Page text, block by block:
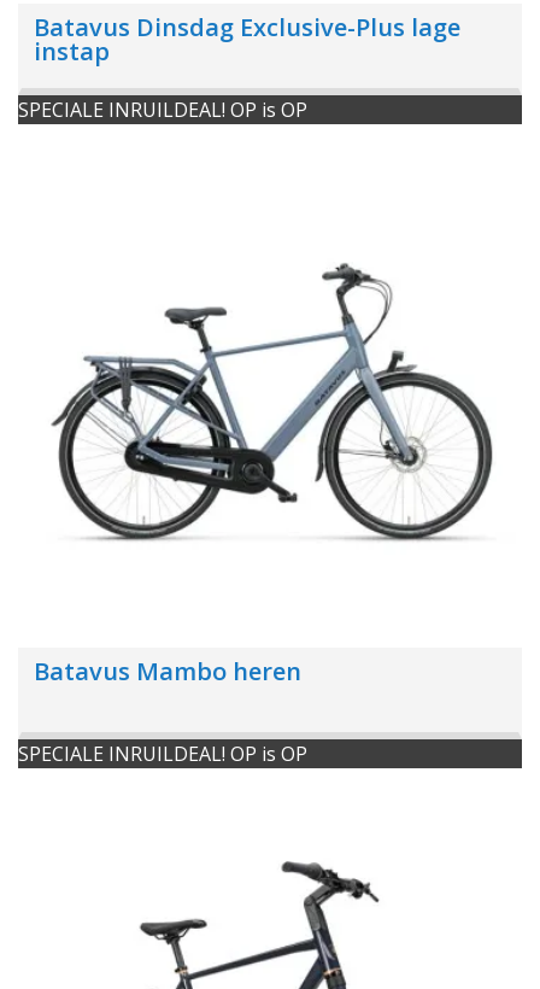
Batavus Dinsdag Exclusive-Plus lage
instap
SPECIALE INRUILDEAL! OP is OP
Batavus Mambo heren
SPECIALE INRUILDEAL! OP is OP